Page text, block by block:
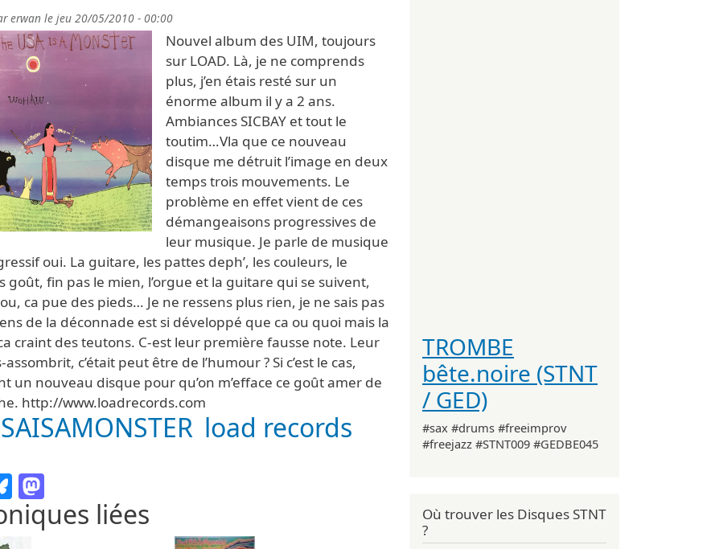
erwan le jeu 20/05/2010 - 00:00
Nouvel album des UIM, toujours
sur LOAD. Là, je ne comprends
plus, j’en étais resté sur un
énorme album il y a 2 ans.
Ambiances SICBAY et tout le
toutim…Vla que ce nouveau
disque me détruit l’image en deux
temps trois mouvements. Le
problème en effet vient de ces
démangeaisons progressives de
leur musique. Je parle de musique
oui. La guitare, les pattes deph’, les couleurs, le
goût, fin pas le mien, l’orgue et la guitare qui se suivent,
ca pue des pieds… Je ne ressens plus rien, je ne sais pas
de la déconnade est si développé que ca ou quoi mais la
craint des teutons. C-est leur première fausse note. Leur
c’était peut être de l’humour ? Si c’est le cas,
un nouveau disque pour qu’on m’efface ce goût amer de
http://www.loadrecords.com
load records
Bluesky
liées
TROMBE
bête.noire (STNT
/ GED)
#sax #drums #freeimprov
#freejazz #STNT009 #GEDBE045
Où trouver les Disques STNT
?